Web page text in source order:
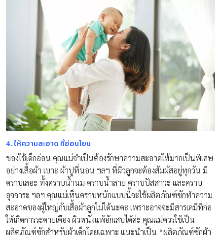
4.ให้ความสะอาด ที่อ่อนโยน
ของใช้เด็กอ่อน คุณแม่จำเป็นต้องรักษาความสะอาดให้มากเป็นพิเศษ
อย่างเสื้อผ้า เบาะ ผ้าปูที่นอน ฯลฯ ที่ผิวลูกจะต้องสัมผัสอยู่ทุกวัน มี
คราบเลอะ ทั้งคราบน้ำนม คราบน้ำลาย คราบปัสสาวะ และคราบ
อุจจาระ ฯลฯ คุณแม่เห็นคราบหนักแบบนี้จะใช้ผลิตภัณฑ์ซักทำความ
สะอาดของผู้ใหญ่กับเสื้อผ้าลูกไม่ได้นะคะ เพราะอาจจะมีสารเคมีที่ก่อ
ให้เกิดการระคายเคือง ผิวหนังแพ้อักเสบได้ค่ะ คุณแม่ควรใช้เป็น
ผลิตภัณฑ์ซักสำหรับผ้าเด็กโดยเฉพาะ แนะนำเป็น “ผลิตภัณฑ์ซักผ้า